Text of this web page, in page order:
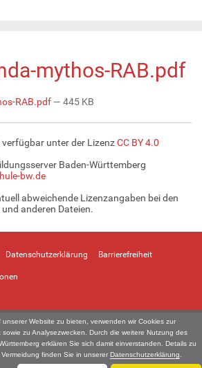
Website zu bieten, verwenden wir Cookies zur
zu Analysezwecken. Durch die weitere Nutzung des
erklären Sie sich damit einverstanden. Details zu
finden Sie in unserer Datenschutzerklärung
mythos-RAB.pdf
RAB.pdf— 445 KB
verfügbar unter der LizenzCC BY 4.0
Baden-Württemberg
bw.de
abweichende Lizenzangaben bei den
anderen Dateien.
Datenschutzerklärung Barrierefreiheit